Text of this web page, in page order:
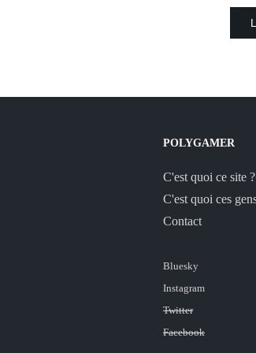
POLYGAMER
C'est quoi ce site ?
C'est quoi ces
Contact
Bluesky
Instagram
Twitter
Facebook